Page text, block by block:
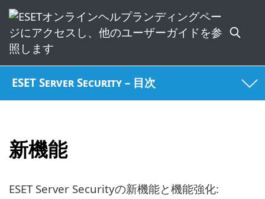
ESET Server Security – 目次
新機能
ESET Server Securityの新機能と機能強化: